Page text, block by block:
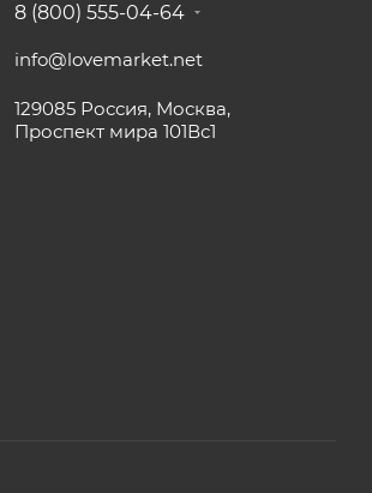
8 (800) 555-04-64
info@lovemarket.net
129085 Россия, Москва,
Проспект мира 101Вс1